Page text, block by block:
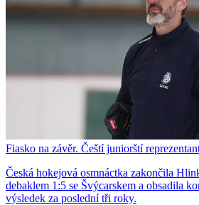
Fiasko na závěr. Čeští juniorští
Česká hokejová osmnáctka zakončila
debaklem 1:5 se Švýcarskem a obsadila
výsledek za poslední tři roky.